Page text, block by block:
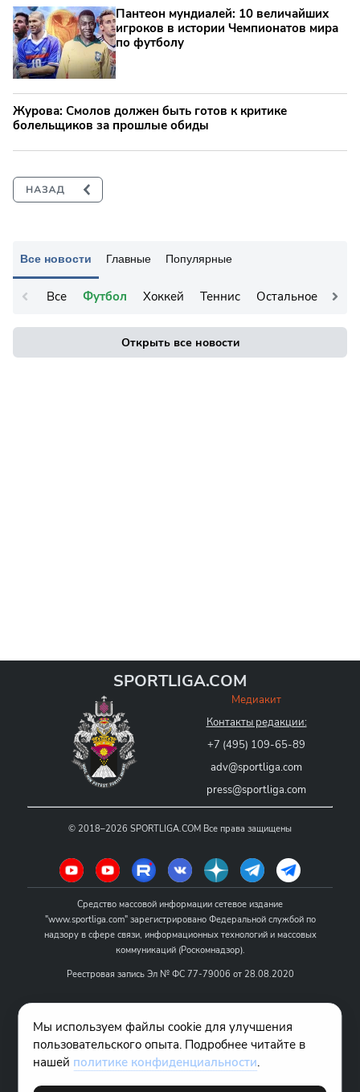
Все новости Главные Популярные
Все Футбол Хоккей Теннис Остальное
Открыть все новости
Пантеон мундиалей: 10 величайших
игроков в истории Чемпионатов мира
по футболу
Журова: Смолов должен быть готов к критике
болельщиков за прошлые обиды
SPORTLIGA.COM
Медиакит
Контакты редакции:
+7 (495) 109-65-89
adv@sportliga.com
press@sportliga.com
© 2018–2026 SPORTLIGA.COM Все права защищены
Средство массовой информации сетевое издание
"www.sportliga.com" зарегистрировано Федеральной службой по
надзору в сфере связи, информационных технологий и массовых
коммуникаций (Роскомнадзор).
Реестровая запись Эл № ФС 77-79006 от 28.08.2020
Учредитель СМИ сетевого издания "www.sportliga.com": ИП Чамин
О.Н.
Главный редактор СМИ сетевого издания "www.sportliga.com":
Хаимов Д.И.
Мы используем файлы cookie для улучшения
пользовательского опыта. Подробнее читайте в
нашей политике конфиденциальности.